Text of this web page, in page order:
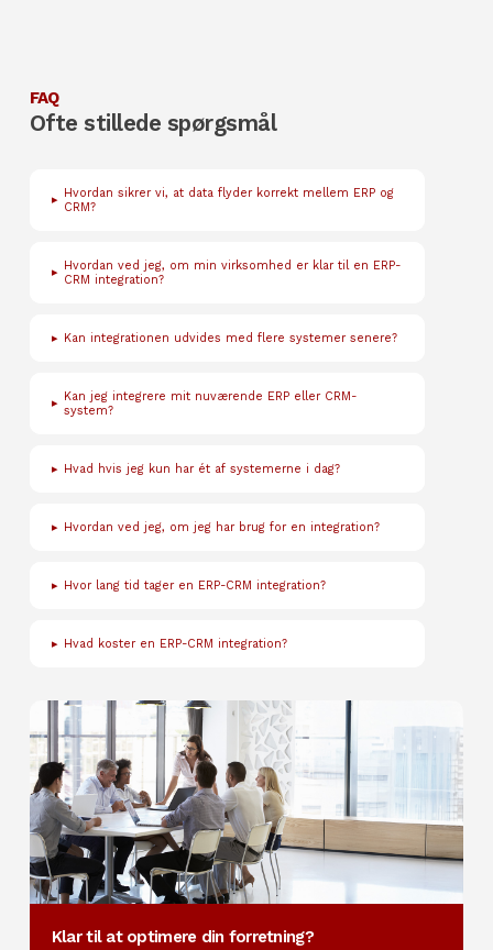
FAQ
Ofte stillede spørgsmål
▸ Hvordan sikrer vi, at data flyder korrekt mellem ERP og
CRM?
▸ Hvordan ved jeg, om min virksomhed er klar til en ERP-
CRM integration?
▸ Kan integrationen udvides med flere systemer senere?
▸ Kan jeg integrere mit nuværende ERP eller CRM-
system?
▸ Hvad hvis jeg kun har ét af systemerne i dag?
▸ Hvordan ved jeg, om jeg har brug for en integration?
▸ Hvor lang tid tager en ERP-CRM integration?
▸ Hvad koster en ERP-CRM integration?
Klar til at optimere din forretning?